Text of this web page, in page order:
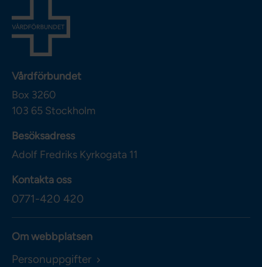
Vårdförbundet
Box 3260
103 65 Stockholm
Besöksadress
Adolf Fredriks Kyrkogata 11
Kontakta oss
0771-420 420
Om webbplatsen
Personuppgifter